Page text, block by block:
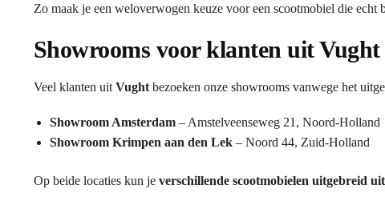
Zo maak je een weloverwogen keuze voor een scootmobiel die echt
Showrooms voor klanten uit Vught
Veel klanten uit Vughtbezoeken onze showrooms vanwege het
Showroom Amsterdam– Amstelveenseweg 21, Noord-Holland
Showroom Krimpen aan den Lek– Noord 44, Zuid-Holland
Op beide locaties kun je verschillende scootmobielen uitgebreid